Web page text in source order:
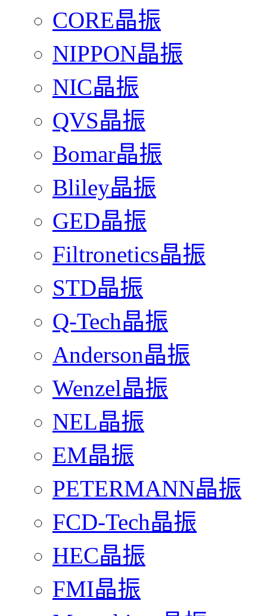
CORE晶振
NIPPON晶振
NIC晶振
QVS晶振
Bomar晶振
Bliley晶振
GED晶振
Filtronetics晶振
STD晶振
Q-Tech晶振
Anderson晶振
Wenzel晶振
NEL晶振
EM晶振
PETERMANN晶振
FCD-Tech晶振
HEC晶振
FMI晶振